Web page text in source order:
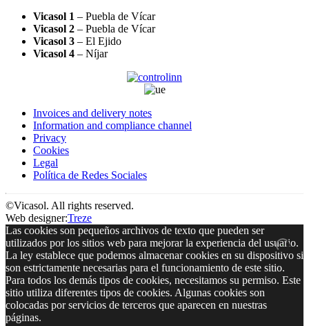
Vicasol 1 – Puebla de Vícar
Vicasol 2 – Puebla de Vícar
Vicasol 3 – El Ejido
Vicasol 4 – Níjar
Invoices and delivery notes
Information and compliance channel
Privacy
Cookies
Legal
Política de Redes Sociales
©Vicasol. All rights reserved.
Web designer:Treze
Las cookies son pequeños archivos de texto que pueden ser
utilizados por los sitios web para mejorar la experiencia del usuario.
La ley establece que podemos almacenar cookies en su dispositivo si
son estrictamente necesarias para el funcionamiento de este sitio.
Para todos los demás tipos de cookies, necesitamos su permiso. Este
sitio utiliza diferentes tipos de cookies. Algunas cookies son
colocadas por servicios de terceros que aparecen en nuestras
páginas.